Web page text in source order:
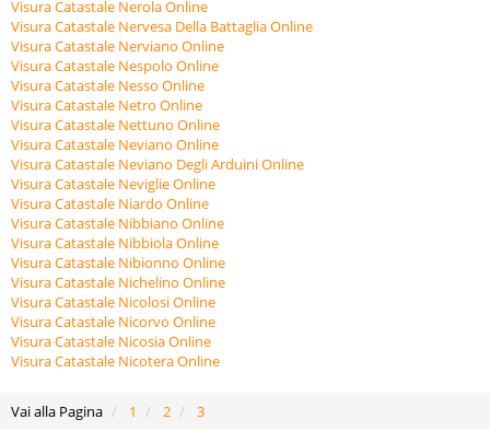
Visura Catastale Nerola Online
Visura Catastale Nervesa Della Battaglia Online
Visura Catastale Nerviano Online
Visura Catastale Nespolo Online
Visura Catastale Nesso Online
Visura Catastale Netro Online
Visura Catastale Nettuno Online
Visura Catastale Neviano Online
Visura Catastale Neviano Degli Arduini Online
Visura Catastale Neviglie Online
Visura Catastale Niardo Online
Visura Catastale Nibbiano Online
Visura Catastale Nibbiola Online
Visura Catastale Nibionno Online
Visura Catastale Nichelino Online
Visura Catastale Nicolosi Online
Visura Catastale Nicorvo Online
Visura Catastale Nicosia Online
Visura Catastale Nicotera Online
Vai alla Pagina 1 2 3